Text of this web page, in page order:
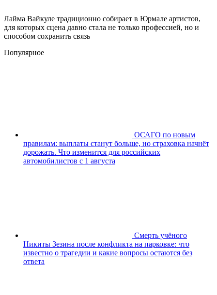
Лайма Вайкуле традиционно собирает в Юрмале артистов,
для которых сцена давно стала не только профессией, но и
способом сохранить связь
Популярное
ОСАГО по новым
правилам: выплаты станут больше, но страховка начнёт
дорожать. Что изменится для российских
автомобилистов с 1 августа
Смерть учёного
Никиты Зезина после конфликта на парковке: что
известно о трагедии и какие вопросы остаются без
ответа